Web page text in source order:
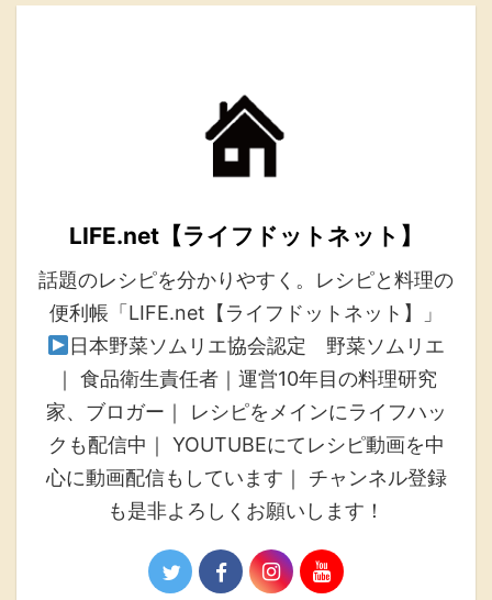
LIFE.net【ライフドットネット】
話題のレシピを分かりやすく。レシピと料理の
便利帳「LIFE.net【ライフドットネット】」
日本野菜ソムリエ協会認定 野菜ソムリエ
｜ 食品衛生責任者｜運営10年目の料理研究
家、ブロガー｜ レシピをメインにライフハッ
クも配信中｜ YOUTUBEにてレシピ動画を中
心に動画配信もしています｜ チャンネル登録
も是非よろしくお願いします！